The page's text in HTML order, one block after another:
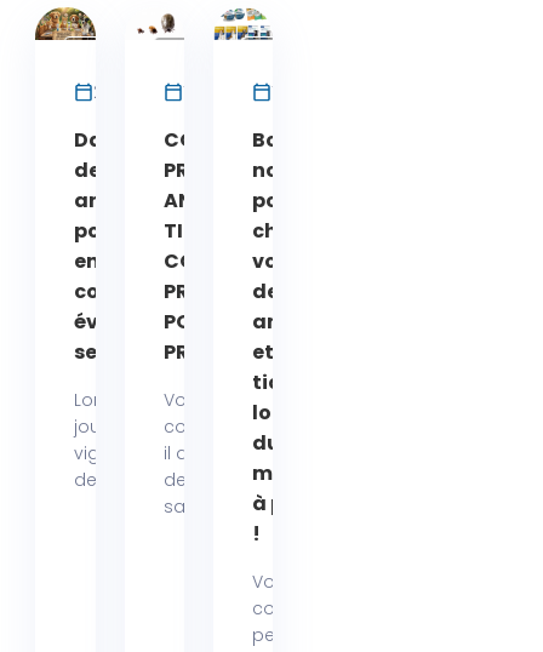
Chat
22 juin 2026
Dangers cachés
des
antiparasitaires
pour animaux
en été : nos
conseils pour
éviter les effets
secondaires !
Lorsque les beaux
jours arrivent, la
vigilance autour
des traitements...
Chat
10 juin 2026
COMMENT
PROTÉGER VOS
ANIMAUX DES
TIQUES EN ÉTÉ :
CONSEILS
PRATIQUES
POUR
PROPRIÉTAIRES
Votre
compagnon a-t-
il déjà attrapé
des tiques à la
saison...
Chat
14 avril 2026
Bonne
nouvelle
pour votre
chien ou
votre chat :
des colliers
anti-puces
et anti-
tiques
longue
durée
maintenant
à prix réduit
!
Vous
connaissez
peut-être déjà